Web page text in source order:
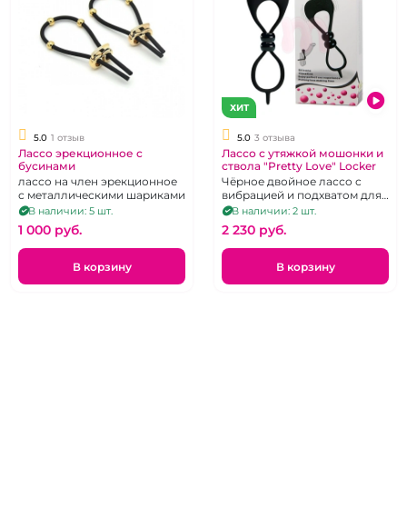
5.0 1 отзыв
Лассо эрекционное с
бусинами
лассо на член эрекционное
с металлическими шариками
В наличии: 5 шт.
1 000 pуб.
В корзину
ХИТ
5.0 3 отзыва
Лассо с утяжкой мошонки и
ствола "Pretty Love" Locker
Чёрное двойное лассо с
вибрацией и подхватом для
мошонки
В наличии: 2 шт.
2 230 pуб.
В корзину